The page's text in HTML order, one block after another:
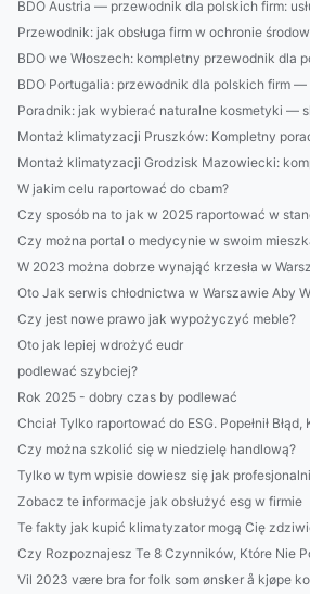
BDO Austria — przewodnik dla polskich firm:
Przewodnik: jak obsługa firm w ochronie
BDO we Włoszech: kompletny przewodnik dla
BDO Portugalia: przewodnik dla polskich firm —
Poradnik: jak wybierać naturalne kosmetyki —
Montaż klimatyzacji Pruszków: Kompletny
Montaż klimatyzacji Grodzisk Mazowiecki:
W jakim celu raportować do cbam?
Czy sposób na to jak w 2025 raportować w
Czy można portal o medycynie w swoim
W 2023 można dobrze wynająć krzesła w
Oto Jak serwis chłodnictwa w Warszawie Aby
Czy jest nowe prawo jak wypożyczyć meble?
Oto jak lepiej wdrożyć eudr
podlewać szybciej?
Rok 2025 - dobry czas by podlewać
Chciał Tylko raportować do ESG. Popełnił
Czy można szkolić się w niedzielę handlową?
Tylko w tym wpisie dowiesz się jak
Zobacz te informacje jak obsłużyć esg w firmie
Te fakty jak kupić klimatyzator mogą Cię
Czy Rozpoznajesz Te 8 Czynników, Które Nie
Vil 2023 være bra for folk som ønsker å kjøpe